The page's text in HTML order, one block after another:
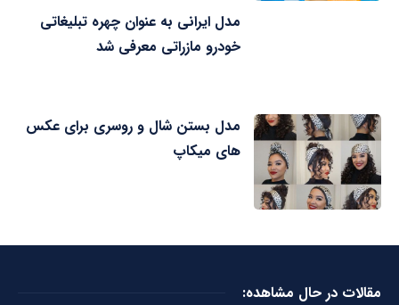
مدل ایرانی به عنوان چهره تبلیغاتی
خودرو مازراتی معرفی شد
مدل بستن شال و روسری برای عکس
های میکاپ
مقالات در حال مشاهده: